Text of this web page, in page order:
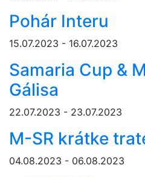
Pohár Interu
15.07.2023 - 16.07.2023
Samaria Cup &
Gálisa
22.07.2023 - 23.07.2023
M-SR krátke
04.08.2023 - 06.08.2023